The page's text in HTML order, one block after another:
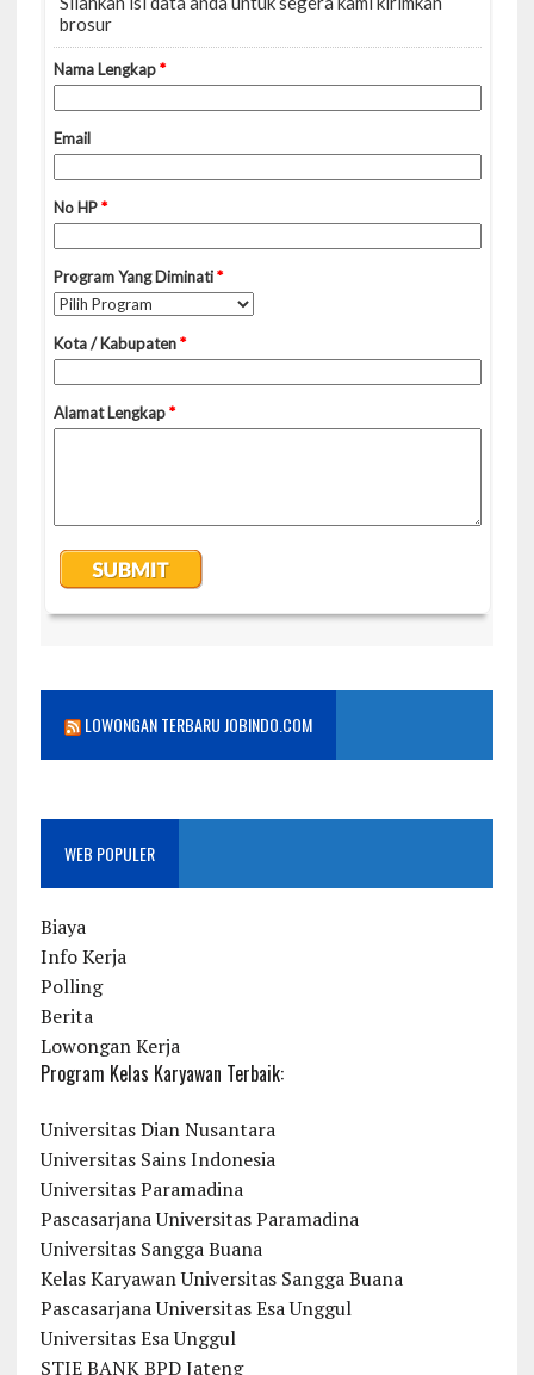
LOWONGAN TERBARU JOBINDO.COM
WEB POPULER
Biaya
Info Kerja
Polling
Berita
Lowongan Kerja
Program Kelas Karyawan Terbaik:
Universitas Dian Nusantara
Universitas Sains Indonesia
Universitas Paramadina
Pascasarjana Universitas Paramadina
Universitas Sangga Buana
Kelas Karyawan Universitas Sangga Buana
Pascasarjana Universitas Esa Unggul
Universitas Esa Unggul
STIE BANK BPD Jateng